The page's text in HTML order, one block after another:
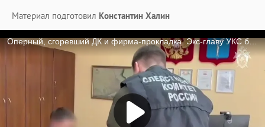
Материал подготовил Константин Халин